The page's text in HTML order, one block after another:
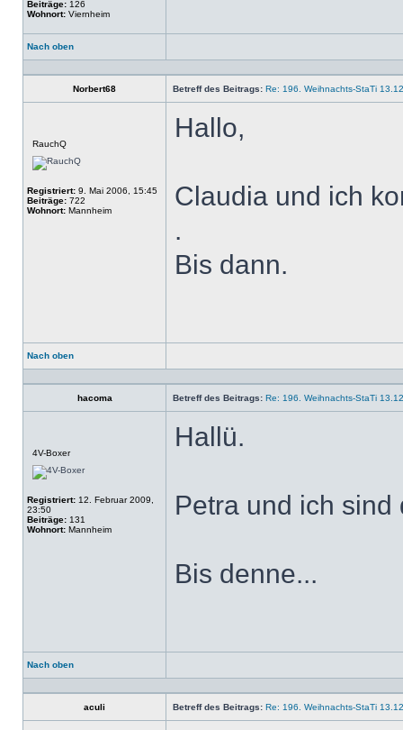
Beiträge: 126
Wohnort: Viernheim
Nach oben
Profil
Norbert68 Betreff des Beitrags: Re: 196. Weihnachts-StaTi
RauchQ
Registriert: 9. Mai 2006, 15:45
Beiträge: 722
Wohnort: Mannheim
Hallo,
Claudia und ich
.
Bis dann.
Nach oben
Profil
hacoma Betreff des Beitrags: Re: 196. Weihnachts-StaTi
4V-Boxer
Registriert: 12. Februar 2009,
23:50
Beiträge: 131
Wohnort: Mannheim
Hallü.
Petra und ich sind
Bis denne...
Nach oben
Profil
aculi Betreff des Beitrags: Re: 196. Weihnachts-StaTi